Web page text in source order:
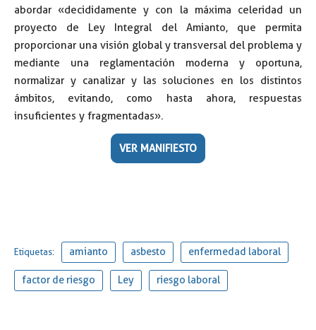
abordar «decididamente y con la máxima celeridad un
proyecto de Ley Integral del Amianto, que permita
proporcionar una visión global y transversal del problema y
mediante una reglamentación moderna y oportuna,
normalizar y canalizar y las soluciones en los distintos
ámbitos, evitando, como hasta ahora, respuestas
insuficientes y fragmentadas».
VER MANIFIESTO
Etiquetas: amianto asbesto enfermedad laboral
factor de riesgo Ley riesgo laboral